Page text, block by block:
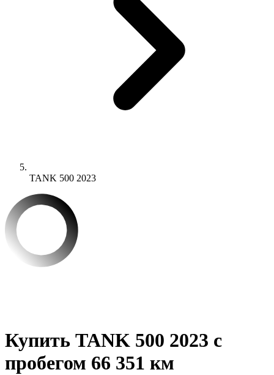
TANK 500 2023
Купить TANK 500 2023 с
пробегом 66 351 км